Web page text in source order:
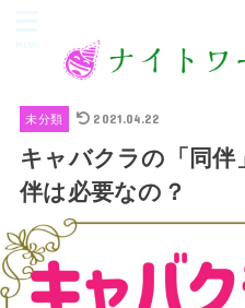
未分類 2021.04.22
キャバクラの「同伴
伴は必要なの？